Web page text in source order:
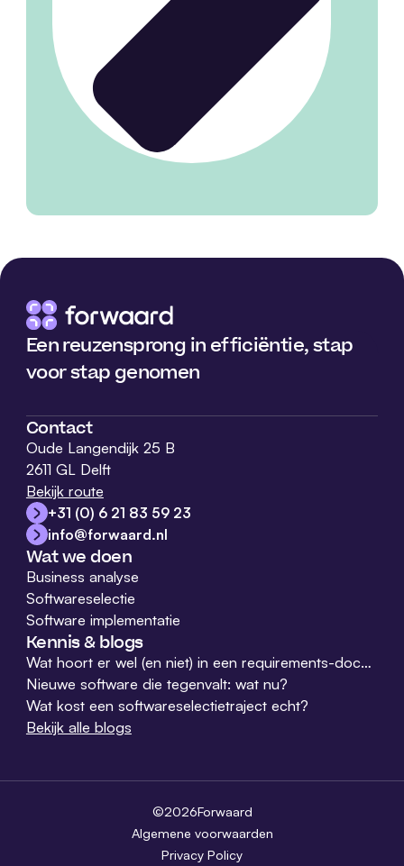
Een reuzensprong in efficiëntie, stap
voor stap genomen
Contact
Oude Langendijk 25 B
2611 GL Delft
Bekijk route
+31 (0) 6 21 83 59 23
info@forwaard.nl
Wat we doen
Business analyse
Softwareselectie
Software implementatie
Kennis & blogs
Wat hoort er wel (en niet) in een requirements-document?
Nieuwe software die tegenvalt: wat nu?
Wat kost een softwareselectietraject echt?
Bekijk alle blogs
©2026Forwaard
Algemene voorwaarden
Privacy Policy